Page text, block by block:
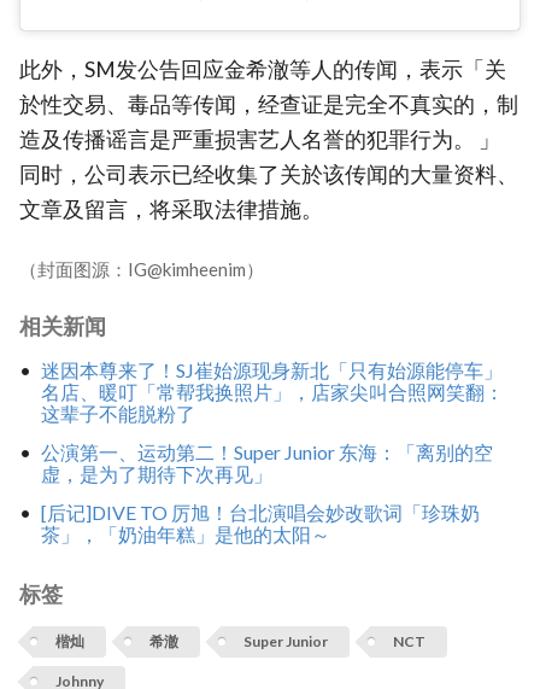
此外，SM发公告回应金希澈等人的传闻，表示「关
於性交易、毒品等传闻，经查证是完全不真实的，制
造及传播谣言是严重损害艺人名誉的犯罪行为。 」
同时，公司表示已经收集了关於该传闻的大量资料、
文章及留言，将采取法律措施。
（封面图源：IG@kimheenim）
相关新闻
迷因本尊来了！SJ崔始源现身新北「只有始源能停车」
名店、暖叮「常帮我换照片」，店家尖叫合照网笑翻：
这辈子不能脱粉了
公演第一、运动第二！Super Junior 东海：「离别的空
虚，是为了期待下次再见」
[后记]DIVE TO 厉旭！台北演唱会妙改歌词「珍珠奶
茶」，「奶油年糕」是他的太阳～
标签
楷灿 希澈 Super Junior NCT
Johnny